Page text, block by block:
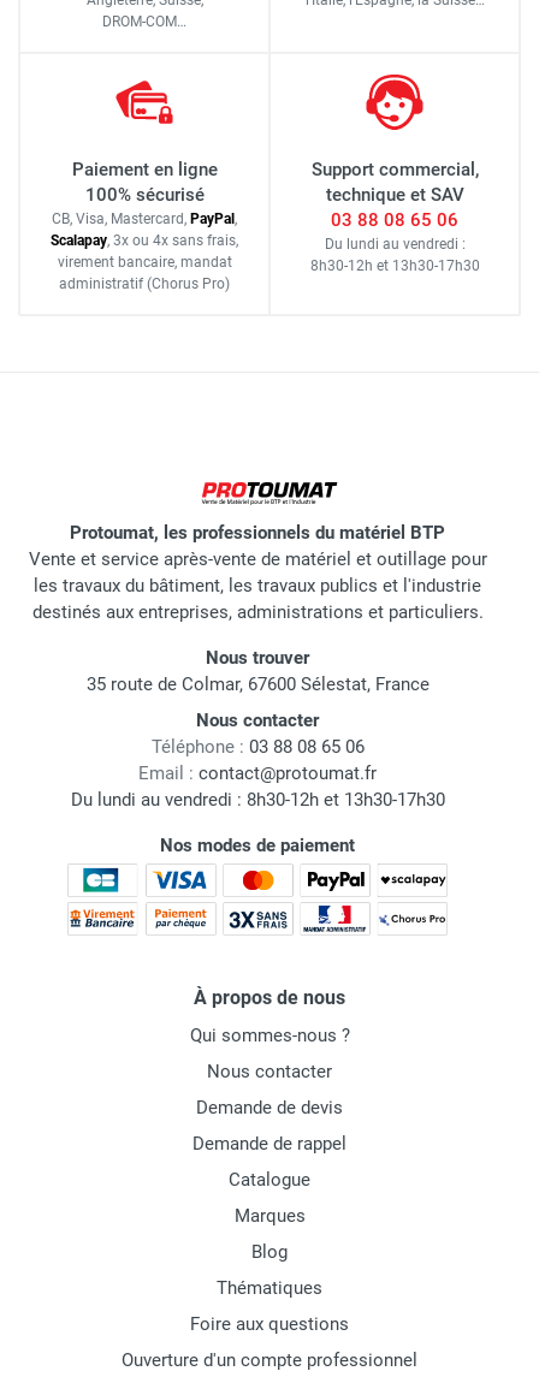
DROM-COM…
Paiement en ligne
100% sécurisé
CB, Visa, Mastercard, PayPal,
Scalapay, 3x ou 4x sans frais,
virement bancaire, mandat
administratif (Chorus Pro)
Support commercial,
technique et SAV
03 88 08 65 06
Du lundi au vendredi :
8h30-12h et 13h30-17h30
Protoumat, les professionnels du matériel BTP
Vente et service après-vente de matériel et outillage pour
les travaux du bâtiment, les travaux publics et l'industrie
destinés aux entreprises, administrations et particuliers.
Nous trouver
35 route de Colmar, 67600 Sélestat, France
Nous contacter
Téléphone : 03 88 08 65 06
Email : contact@protoumat.fr
Du lundi au vendredi : 8h30-12h et 13h30-17h30
Nos modes de paiement
À propos de nous
Qui sommes-nous ?
Nous contacter
Demande de devis
Demande de rappel
Catalogue
Marques
Blog
Thématiques
Foire aux questions
Ouverture d'un compte professionnel